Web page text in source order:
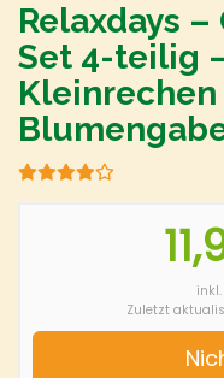
Relaxdays
Set 4-teilig
Zuletzt